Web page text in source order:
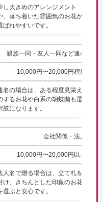
し大きめのアレンジメント
、落ち着いた雰囲気のお花が
ばれやすいです。
親族一同・友人一同など連名
10,000円〜20,000円程度
名の場合は、ある程度見栄え
するお花や白系の胡蝶蘭も選
肢になります。
会社関係・法人
10,000円〜20,000円以上
人名で贈る場合は、立て札を
け、きちんとした印象のお花
選ぶと安心です。